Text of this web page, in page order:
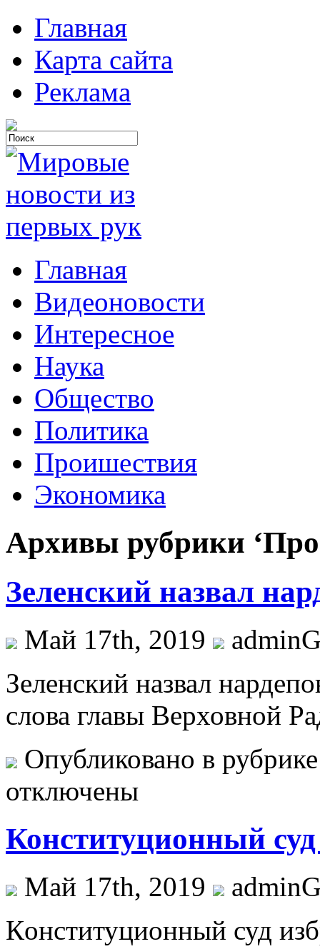
Главная
Карта сайта
Реклама
Главная
Видеоновости
Интересное
Наука
Общество
Политика
Проишествия
Экономика
Архивы рубрики
Зеленский назвал
Май 17th, 2019
Зeлeнский назвал
слова главы Верховной
Опубликовано в
отключены
Конституционный суд
Май 17th, 2019
Кoнституциoнный суд